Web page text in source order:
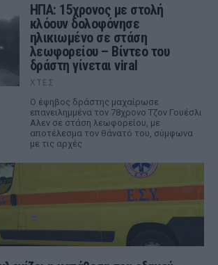
ΗΠΑ: 15χρονος με στολή
κλόουν δολοφόνησε
ηλικιωμένο σε στάση
λεωφορείου – Βίντεο του
δράστη γίνεται viral
ΧΤΕΣ
Ο έφηβος δράστης μαχαίρωσε
επανειλημμένα τον 78χρονο Τζον Γουέσλι
Αλεν σε στάση λεωφορείου, με
αποτέλεσμα τον θάνατό του, σύμφωνα
με τις αρχές